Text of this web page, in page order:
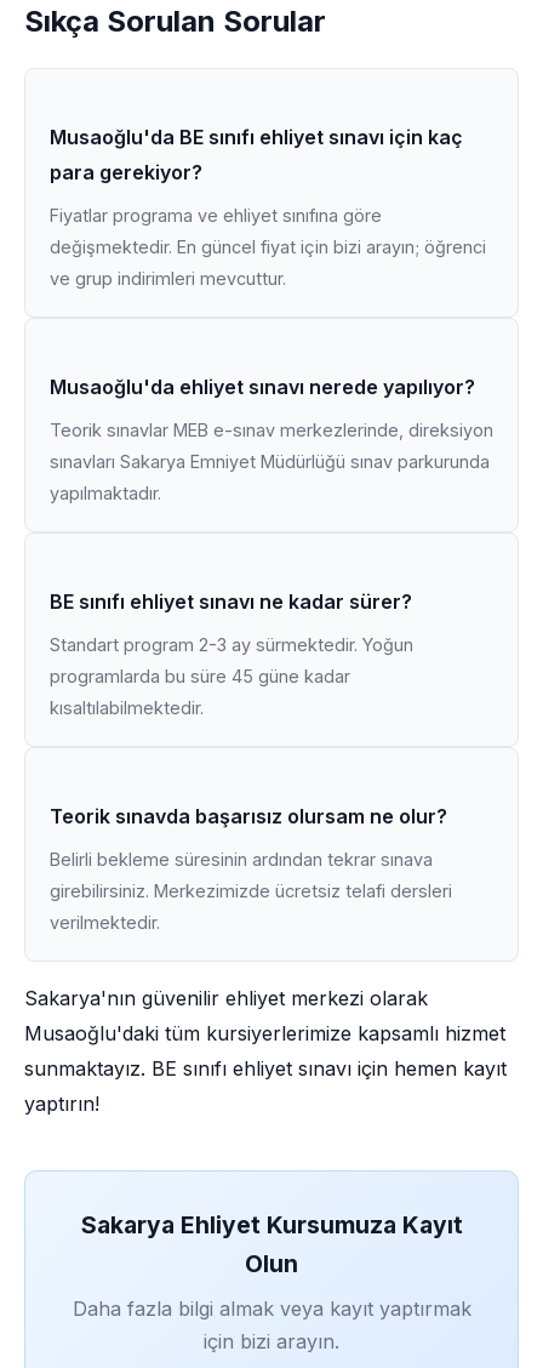
Sıkça Sorulan Sorular
Musaoğlu'da BE sınıfı ehliyet sınavı için kaç
para gerekiyor?
Fiyatlar programa ve ehliyet sınıfına göre
değişmektedir. En güncel fiyat için bizi arayın; öğrenci
ve grup indirimleri mevcuttur.
Musaoğlu'da ehliyet sınavı nerede yapılıyor?
Teorik sınavlar MEB e-sınav merkezlerinde, direksiyon
sınavları Sakarya Emniyet Müdürlüğü sınav parkurunda
yapılmaktadır.
BE sınıfı ehliyet sınavı ne kadar sürer?
Standart program 2-3 ay sürmektedir. Yoğun
programlarda bu süre 45 güne kadar
kısaltılabilmektedir.
Teorik sınavda başarısız olursam ne olur?
Belirli bekleme süresinin ardından tekrar sınava
girebilirsiniz. Merkezimizde ücretsiz telafi dersleri
verilmektedir.
Sakarya'nın güvenilir ehliyet merkezi olarak
Musaoğlu'daki tüm kursiyerlerimize kapsamlı hizmet
sunmaktayız. BE sınıfı ehliyet sınavı için hemen kayıt
yaptırın!
Sakarya Ehliyet Kursumuza Kayıt
Olun
Daha fazla bilgi almak veya kayıt yaptırmak
için bizi arayın.